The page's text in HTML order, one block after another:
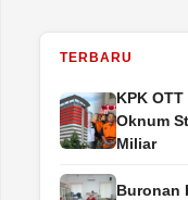
TERBARU
‎KPK
Oknum
Miliar
Buronan